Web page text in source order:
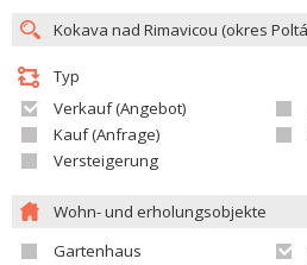
Typ
Verkauf (Angebot)
Kauf (Anfrage)
Versteigerung
Wohn- und erholungsobjekte
Gartenhaus